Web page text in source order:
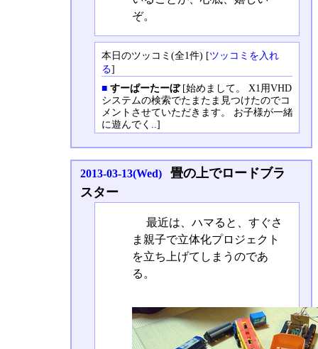
ぞ。
本日のツッコミ(全1件) [ツッコミを入れ
る]
■ すーぱーたーぼ[始めまして。 X1用VHD
システムの検索でたまたま見つけたのでコ
メントさせていただきます。 お子様が一緒
に遊んでく..]
2013-03-13(Wed)
畳の上でロードブラ
スター
最近は、ハマると、すぐさ
ま親子で立体化プロジェクト
を立ち上げてしまうのであ
る。